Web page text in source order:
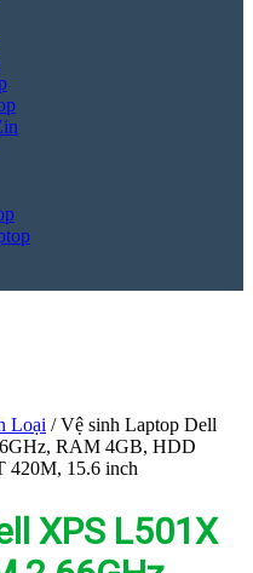
Loại /Vệ sinh Laptop Dell
RAM 4GB, HDD
420M, 15.6 inch
XPS L501X